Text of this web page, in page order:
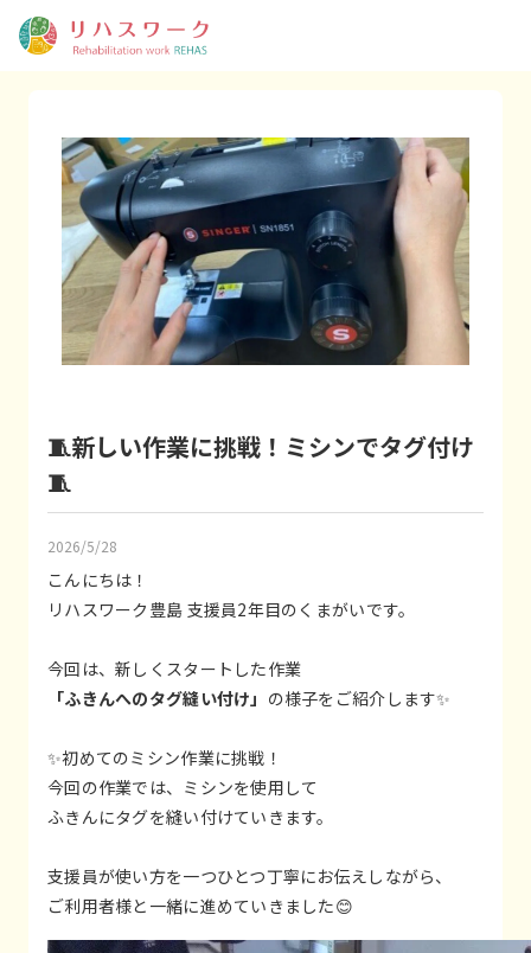
🧵新しい作業に挑戦！ミシンでタグ付け
🧵
2026/5/28
こんにちは！
リハスワーク豊島 支援員2年目のくまがいです。
今回は、新しくスタートした作業
「ふきんへのタグ縫い付け」 の様子をご紹介します✨
✨初めてのミシン作業に挑戦！
今回の作業では、ミシンを使用して
ふきんにタグを縫い付けていきます。
支援員が使い方を一つひとつ丁寧にお伝えしながら、
ご利用者様と一緒に進めていきました😊